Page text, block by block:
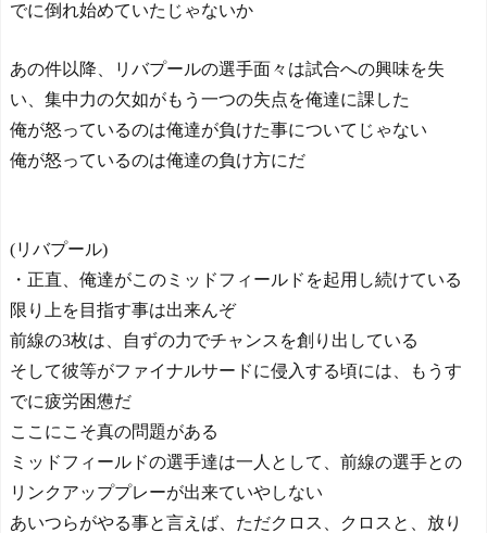
でに倒れ始めていたじゃないか
あの件以降、リバプールの選手面々は試合への興味を失
い、集中力の欠如がもう一つの失点を俺達に課した
俺が怒っているのは俺達が負けた事についてじゃない
俺が怒っているのは俺達の負け方にだ
(リバプール)
・正直、俺達がこのミッドフィールドを起用し続けている
限り上を目指す事は出来んぞ
前線の3枚は、自ずの力でチャンスを創り出している
そして彼等がファイナルサードに侵入する頃には、もうす
でに疲労困憊だ
ここにこそ真の問題がある
ミッドフィールドの選手達は一人として、前線の選手との
リンクアッププレーが出来ていやしない
あいつらがやる事と言えば、ただクロス、クロスと、放り